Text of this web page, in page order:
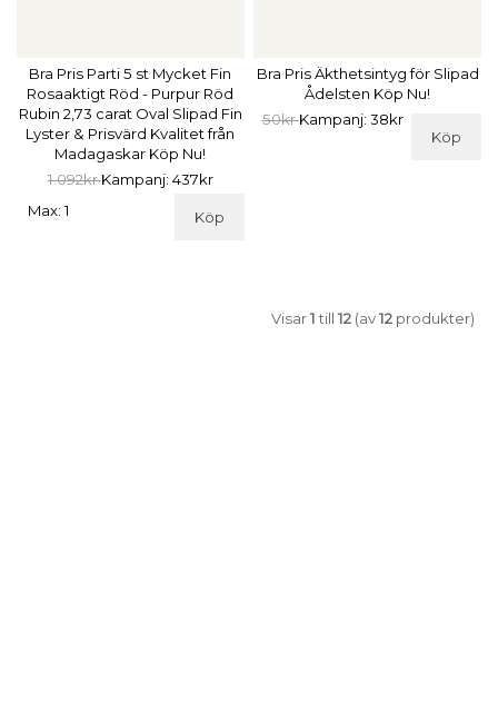
Bra Pris Parti 5 st Mycket Fin
Rosaaktigt Röd - Purpur Röd
Rubin 2,73 carat Oval Slipad Fin
Lyster & Prisvärd Kvalitet från
Madagaskar Köp Nu!
1.092krKampanj: 437kr
Köp
Max: 1
Bra Pris Äkthetsintyg för Slipad
Ådelsten Köp Nu!
50krKampanj: 38kr
Köp
Visar1till12 (av12 produkter)